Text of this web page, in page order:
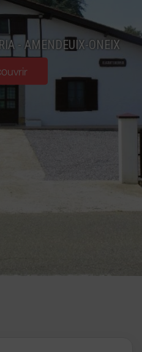
- AMENDEUIX-ONEIX